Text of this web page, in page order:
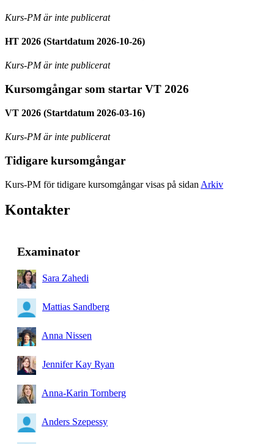
Kurs-PM är inte publicerat
HT 2026 (Startdatum 2026-10-26)
Kurs-PM är inte publicerat
Kursomgångar som startar VT 2026
VT 2026 (Startdatum 2026-03-16)
Kurs-PM är inte publicerat
Tidigare kursomgångar
Kurs-PM för tidigare kursomgångar visas på sidan Arkiv
Kontakter
Examinator
Sara Zahedi
Mattias Sandberg
Anna Nissen
Jennifer Kay Ryan
Anna-Karin Tornberg
Anders Szepessy